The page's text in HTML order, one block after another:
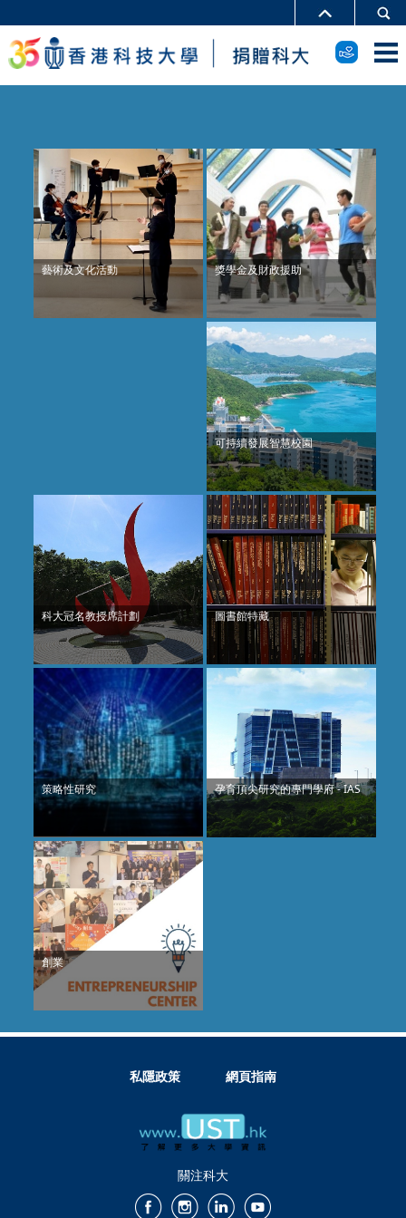
藝術及文化活動 獎學金及財政援助
可持續發展智慧校園
科大冠名教授席計劃 圖書館特藏
策略性研究 孕育頂尖研究的專門學府 - IAS
創業
私隱政策 網頁指南
關注科大